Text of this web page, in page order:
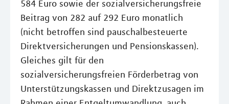
584 Euro sowie der sozialversicherungsfreie
Beitrag von 282 auf 292 Euro monatlich
(nicht betroffen sind pauschalbesteuerte
Direktversicherungen und Pensionskassen).
Gleiches gilt für den
sozialversicherungsfreien Förderbetrag von
Unterstützungskassen und Direktzusagen im